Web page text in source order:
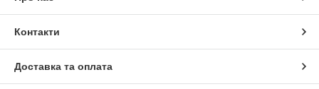
Контакти
Доставка та оплата